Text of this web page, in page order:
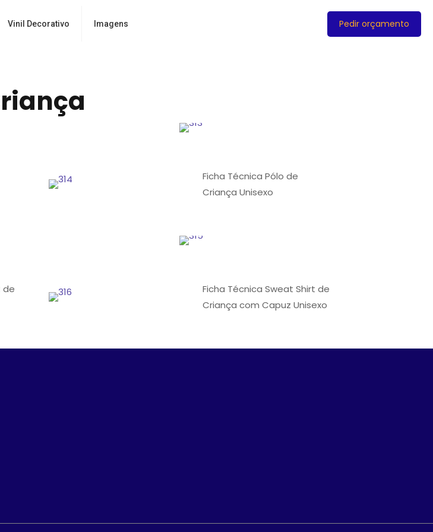
Vinil Decorativo Imagens Pedir orçamento
de
Ficha Técnica Pólo de
Criança Unisexo
Ficha Técnica Sweat Shirt de
Criança com Capuz Unisexo